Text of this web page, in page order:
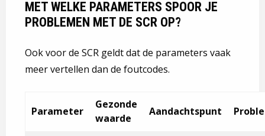
MET WELKE PARAMETERS SPOOR JE
PROBLEMEN MET DE SCR OP?
Ook voor de SCR geldt dat de parameters vaak
meer vertellen dan de foutcodes.
Parameter
Gezonde
waarde
Aandachtspunt